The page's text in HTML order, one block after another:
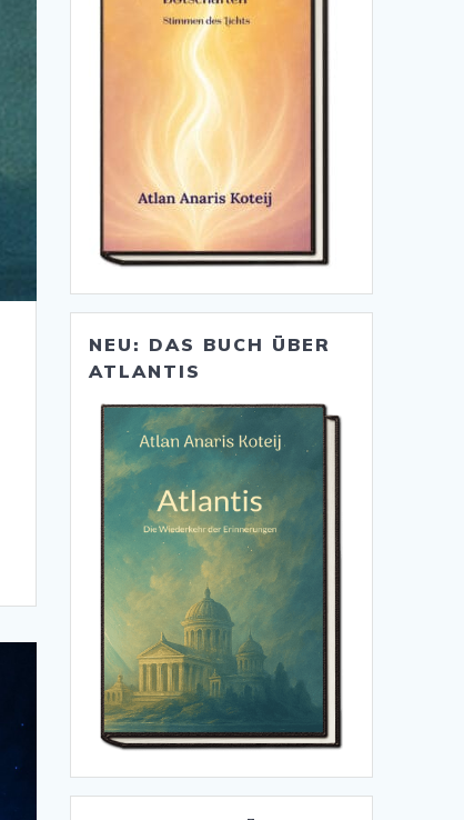
NEU: DAS BUCH ÜBER
ATLANTIS